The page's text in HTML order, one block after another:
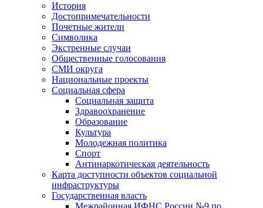
История
Достопримечательности
Почетные жители
Символика
Экстренные случаи
Общественные голосования
СМИ округа
Национальные проекты
Социальная сфера
Социальная защита
Здравоохранение
Образование
Культура
Молодежная политика
Спорт
Антинаркотическая деятельность
Карта доступности объектов социальной
инфраструктуры
Государственная власть